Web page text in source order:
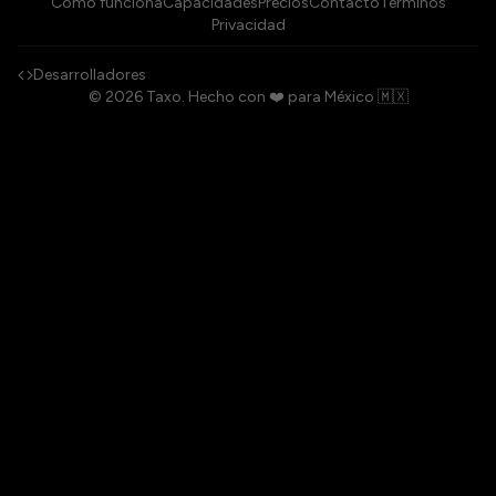
Privacidad
Desarrolladores
© 2026Taxo. Hecho con ❤️ para México 🇲🇽